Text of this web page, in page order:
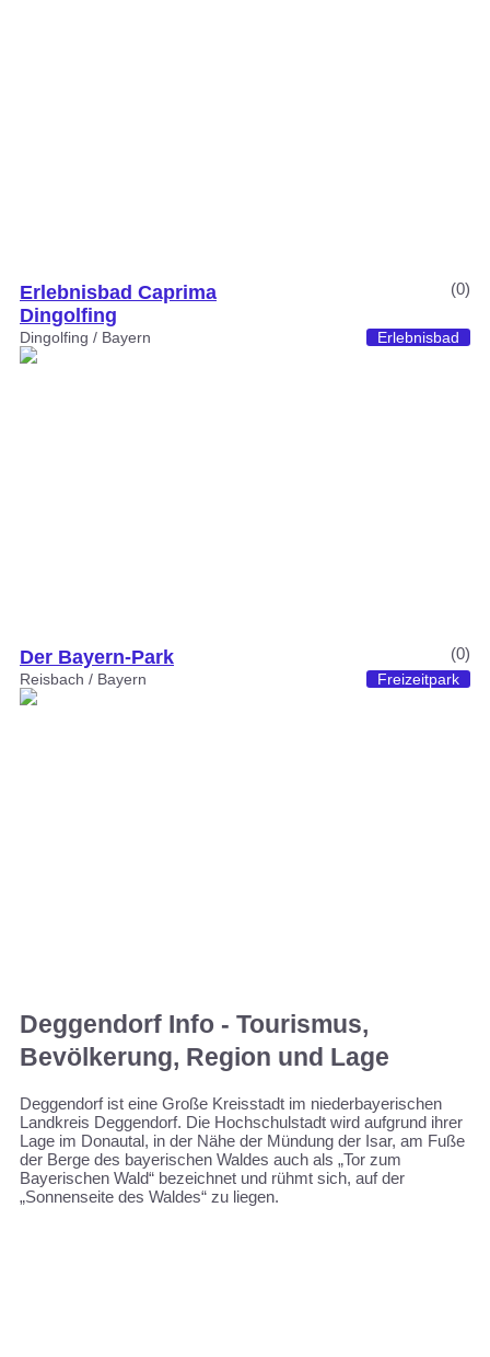
Erlebnisbad Caprima
Dingolfing
(0)
Dingolfing / Bayern Erlebnisbad
Der Bayern-Park (0)
Reisbach / Bayern Freizeitpark
Deggendorf Info - Tourismus,
Bevölkerung, Region und Lage
Deggendorf ist eine Große Kreisstadt im niederbayerischen
Landkreis Deggendorf. Die Hochschulstadt wird aufgrund ihrer
Lage im Donautal, in der Nähe der Mündung der Isar, am Fuße
der Berge des bayerischen Waldes auch als „Tor zum
Bayerischen Wald“ bezeichnet und rühmt sich, auf der
„Sonnenseite des Waldes“ zu liegen.